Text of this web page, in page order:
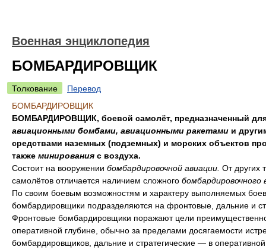
Военная энциклопедия
БОМБАРДИРОВЩИК
Толкование
Перевод
БОМБАРДИРОВЩИК
БОМБАРДИРОВЩИК, боевой самолёт, предназначенный
авиационными бомбами, авиационными ракетами и
средствами наземных (подземных) и морских объектов
также минирования с воздуха.
Состоит на вооружении бомбардировочной авиации. От других
самолётов отличается наличием сложного бомбардировочного
По своим боевым возможностям и характеру выполняемых
бомбардировщики подразделяются на фронтовые, дальние и
Фронтовые бомбардировщики поражают цели
оперативной глубине, обычно за пределами досягаемости
бомбардировщиков, дальние и стратегические — в